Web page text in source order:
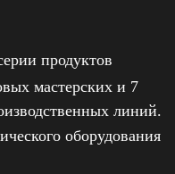
продуктов
мастерских и 7
линий.
оборудования